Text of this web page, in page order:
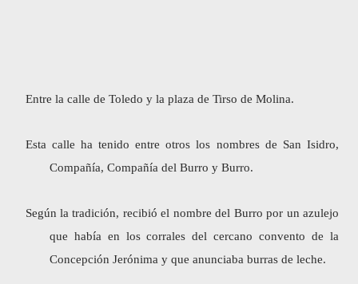
Entre la calle de Toledo y la plaza de Tirso de Molina.
Esta calle ha tenido entre otros los nombres de San Isidro,
Compañía, Compañía del Burro y Burro.
Según la tradición, recibió el nombre del Burro por un azulejo
que había en los corrales del cercano convento de la
Concepción Jerónima y que anunciaba burras de leche.